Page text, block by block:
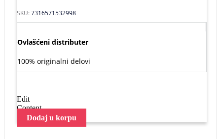
SKU:7316571532998
Ovlašćeni distributer
100% originalni delovi
Edit
Content
Dodaj u korpu